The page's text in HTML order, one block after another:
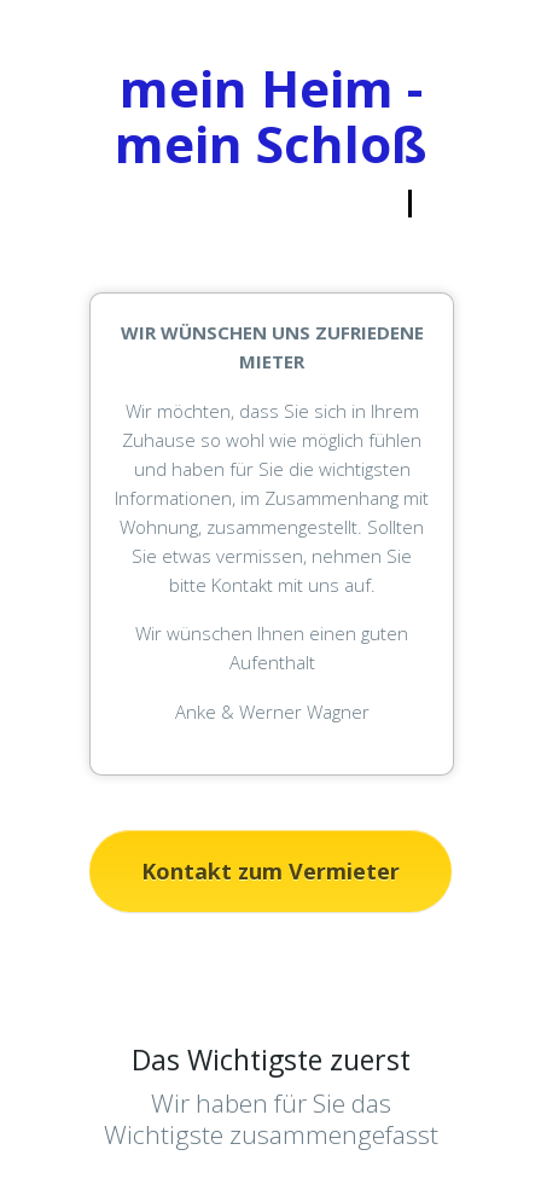
mein Heim -
mein Schloß
WIR WÜNSCHEN UNS ZUFRIEDENE
MIETER
Wir möchten, dass Sie sich in Ihrem
Zuhause so wohl wie möglich fühlen
und haben für Sie die wichtigsten
Informationen, im Zusammenhang mit
Wohnung, zusammengestellt. Sollten
Sie etwas vermissen, nehmen Sie
bitte Kontakt mit uns auf.
Wir wünschen Ihnen einen guten
Aufenthalt
Anke & Werner Wagner
Kontakt zum Vermieter
Das Wichtigste zuerst
Wir haben für Sie das
Wichtigste zusammengefasst